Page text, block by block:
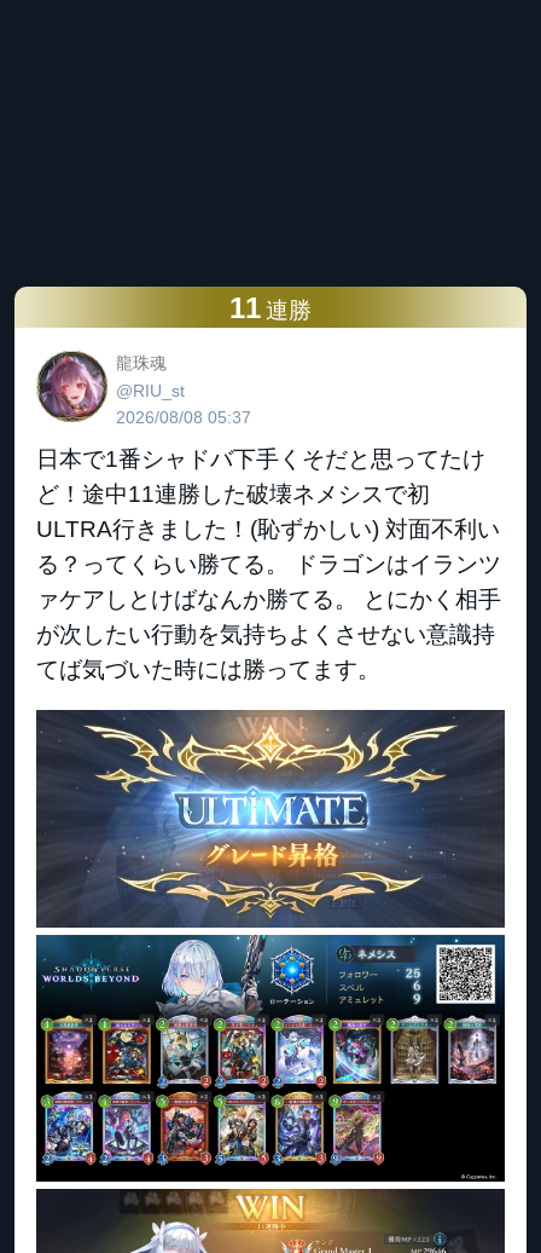
11 連勝
龍珠魂
@RIU_st
2026/08/08 05:37
日本で1番シャドバ下手くそだと思ってたけ
ど！途中11連勝した破壊ネメシスで初
ULTRA行きました！(恥ずかしい) 対面不利い
る？ってくらい勝てる。 ドラゴンはイランツ
ァケアしとけばなんか勝てる。 とにかく相手
が次したい行動を気持ちよくさせない意識持
てば気づいた時には勝ってます。